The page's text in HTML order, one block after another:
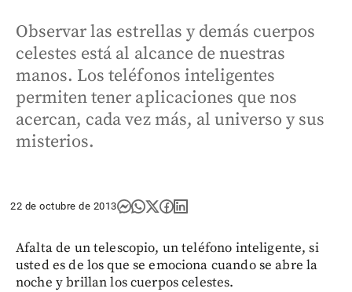
Observar las estrellas y demás cuerpos
celestes está al alcance de nuestras
manos. Los teléfonos inteligentes
permiten tener aplicaciones que nos
acercan, cada vez más, al universo y sus
misterios.
22 de octubre de 2013
Afalta de un telescopio, un teléfono inteligente, si
usted es de los que se emociona cuando se abre la
noche y brillan los cuerpos celestes.